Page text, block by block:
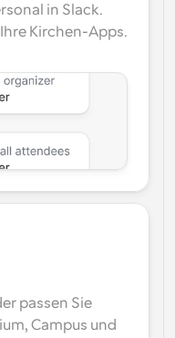
in Slack.
Kirchen-Apps.
passen Sie
Campus und